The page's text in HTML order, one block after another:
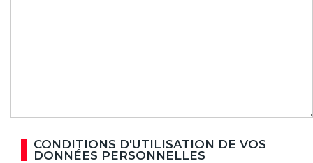
CONDITIONS D'UTILISATION DE VOS
DONNÉES PERSONNELLES